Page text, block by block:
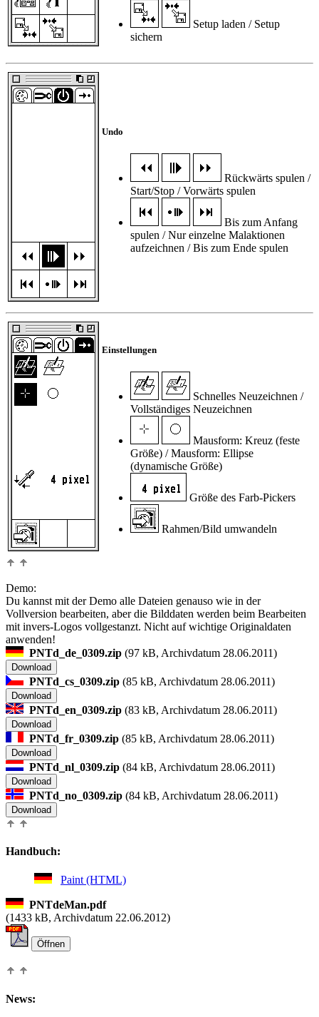
Setup laden / Setup
sichern
Undo
Rückwärts spulen /
Start/Stop / Vorwärts spulen
Bis zum Anfang
spulen / Nur einzelne Malaktionen
aufzeichnen / Bis zum Ende spulen
Einstellungen
Schnelles Neuzeichnen /
Vollständiges Neuzeichnen
Mausform: Kreuz (feste
Größe) / Mausform: Ellipse
(dynamische Größe)
Größe des Farb-Pickers
Rahmen/Bild umwandeln
Demo:
Du kannst mit der Demo alle Dateien genauso wie in der
Vollversion bearbeiten, aber die Bilddaten werden beim Bearbeiten
mit invers-Logos vollgestanzt. Nicht auf wichtige Originaldaten
anwenden!
PNTd_de_0309.zip (97 kB, Archivdatum 28.06.2011)
PNTd_cs_0309.zip (85 kB, Archivdatum 28.06.2011)
PNTd_en_0309.zip (83 kB, Archivdatum 28.06.2011)
PNTd_fr_0309.zip (85 kB, Archivdatum 28.06.2011)
PNTd_nl_0309.zip (84 kB, Archivdatum 28.06.2011)
PNTd_no_0309.zip (84 kB, Archivdatum 28.06.2011)
Handbuch:
Paint (HTML)
PNTdeMan.pdf
(1433 kB, Archivdatum 22.06.2012)
News: